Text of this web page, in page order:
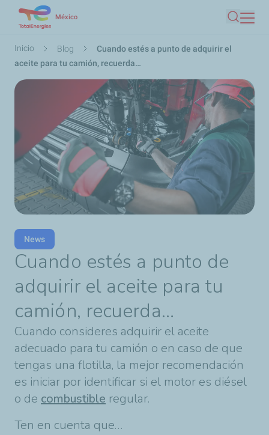
contenido
México
Buscar
Ruta
de
navegación
Inicio Blog
Cuando estés a punto de adquirir el
aceite para tu camión, recuerda…
News
Cuando estés a punto de
adquirir el aceite para tu
camión, recuerda…
Cuando consideres adquirir el aceite
adecuado para tu camión o en caso de que
tengas una flotilla, la mejor recomendación
es iniciar por identificar si el motor es diésel
o de combustible regular.
Ten en cuenta que…